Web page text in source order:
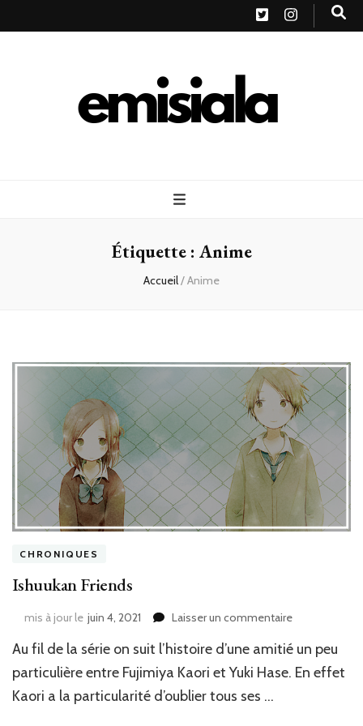
Étiquette : Anime
Accueil/Anime
CHRONIQUES
Ishuukan Friends
mis à jour le juin 4, 2021 Laisser un commentairesur
Friends
Au fil de la série on suit l’histoire d’une amitié un peu
particulière entre Fujimiya Kaori et Yuki Hase. En effet
Kaori a la particularité d’oublier tous ses …